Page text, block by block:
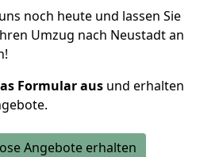
noch heute und lassen Sie
Umzug nach Neustadt an
Formular aus und erhalten
Angebote erhalten